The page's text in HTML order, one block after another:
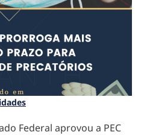
Federal aprovou a PEC